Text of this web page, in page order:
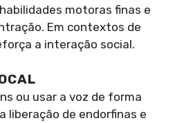
motoras finas e
Em contextos de
a interação social.
ou usar a voz de forma
liberação de endorfinas e